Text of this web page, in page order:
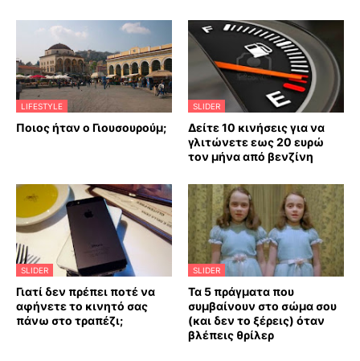
LIFESTYLE
Ποιος ήταν ο Γιουσουρούμ;
SLIDER
Δείτε 10 κινήσεις για να
γλιτώνετε εως 20 ευρώ
τον μήνα από βενζίνη
SLIDER
Γιατί δεν πρέπει ποτέ να
αφήνετε το κινητό σας
πάνω στο τραπέζι;
SLIDER
Τα 5 πράγματα που
συμβαίνουν στο σώμα σου
(και δεν το ξέρεις) όταν
βλέπεις θρίλερ